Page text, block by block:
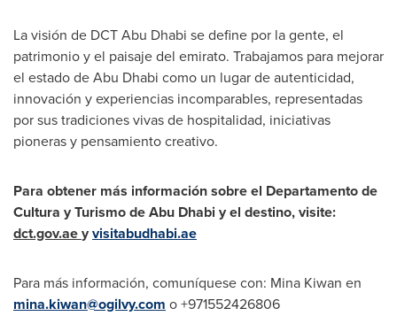
La visión de DCT Abu Dhabi se define por la gente, el
patrimonio y el paisaje del emirato. Trabajamos para mejorar
el estado deAbu Dhabi como un lugar de autenticidad,
innovación y experiencias incomparables, representadas
por sus tradiciones vivas de hospitalidad, iniciativas
pioneras y pensamiento creativo.
Para obtener más información sobre el Departamento de
Cultura y Turismo deAbu Dhabi y el destino, visite:
dct.gov.aeyvisitabudhabi.ae
Para más información, comuníquese con: Mina Kiwan en
mina.kiwan@ogilvy.com o +971552426806